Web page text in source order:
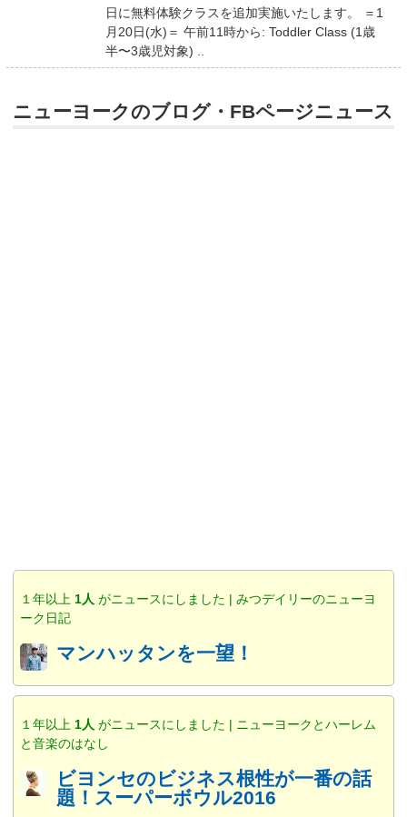
日に無料体験クラスを追加実施いたします。 ＝1
月20日(水)＝ 午前11時から: Toddler Class (1歳
半〜3歳児対象) ..
ニューヨークのブログ・FBページニュース
１年以上 1人 がニュースにしました | みつデイリーのニューヨ
ーク日記
マンハッタンを一望！
１年以上 1人 がニュースにしました | ニューヨークとハーレム
と音楽のはなし
ビヨンセのビジネス根性が一番の話
題！スーパーボウル2016